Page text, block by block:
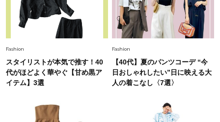
26年夏の【開運アクション】は”ひと拭き”習
慣！「金運アップ→トイレ、じゃあ底上げ運
は？」
中村ゆりさん「40代になり、やっと“仕事以外の
幸福感”に目が向いた」ライフスタイルも、服も
白黒でもこんなに華やぐ！40代、夏の「甘めト
ップス×パンツ」コーデ〈3選〉
Fashion
スタイリストが本気で推す！40
代がほどよく華やぐ【甘め黒ア
イテム】3選
Fashion
【40代】夏のパンツコーデ “今
日おしゃれしたい”日に映える大
人の着こなし〈7選〉